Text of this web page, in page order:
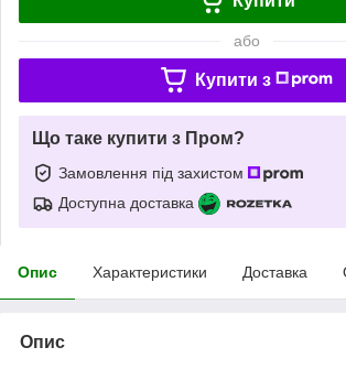
або
Купити з
Що таке купити з Пром?
Замовлення під захистом
Доступна доставка
Опис Характеристики Доставка
Опис